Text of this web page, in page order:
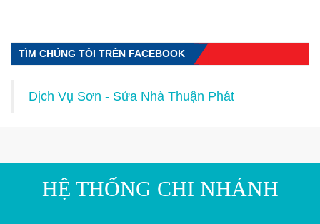
TÌM CHÚNG TÔI TRÊN FACEBOOK
Dịch Vụ Sơn - Sửa Nhà Thuận Phát
HỆ THỐNG CHI NHÁNH